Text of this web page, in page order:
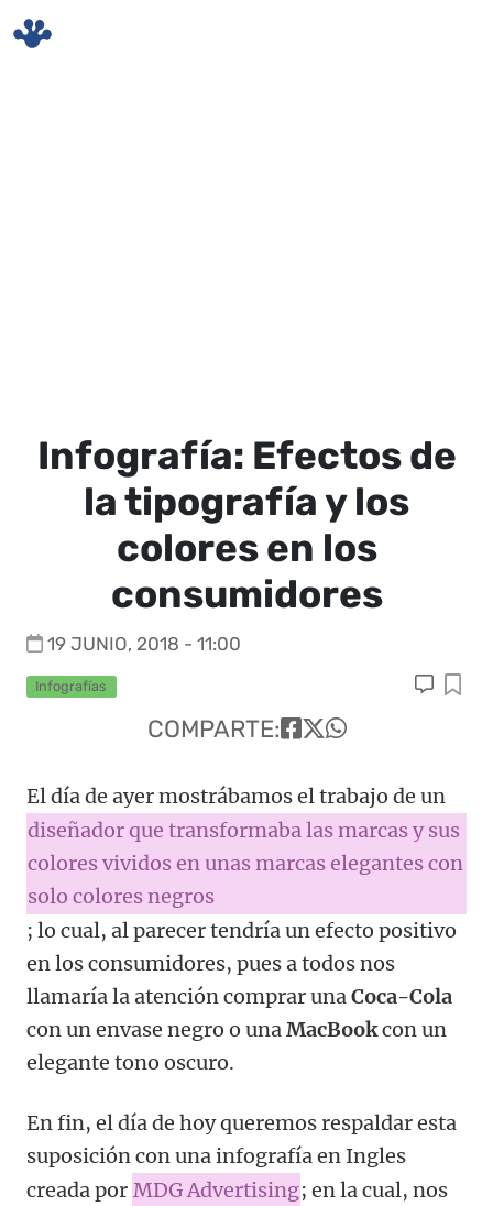
Infografía: Efectos de
la tipografía y los
colores en los
consumidores
19 JUNIO, 2018 - 11:00
Infografías
COMPARTE:
El día de ayer mostrábamos el trabajo de un
diseñador que transformaba las marcas y sus
colores vividos en unas marcas elegantes con
solo colores negros
; lo cual, al parecer tendría un efecto positivo
en los consumidores, pues a todos nos
llamaría la atención comprar unaCoca-Cola
con un envase negro o unaMacBookcon un
elegante tono oscuro.
En fin, el día de hoy queremos respaldar esta
suposición con una infografía en Ingles
creada por MDG Advertising; en la cual, nos